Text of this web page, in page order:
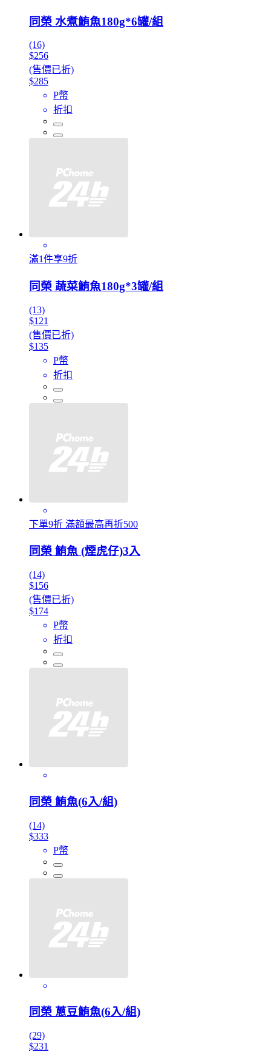
同榮 水煮鮪魚180g*6罐/組
(16)
$256
(售價已折)
$285
P幣
折扣
滿1件享9折
同榮 蔬菜鮪魚180g*3罐/組
(13)
$121
(售價已折)
$135
P幣
折扣
下單9折 滿額最高再折500
同榮 鮪魚 (煙虎仔)3入
(14)
$156
(售價已折)
$174
P幣
折扣
同榮 鮪魚(6入/組)
(14)
$333
P幣
同榮 蔥豆鮪魚(6入/組)
(29)
$231